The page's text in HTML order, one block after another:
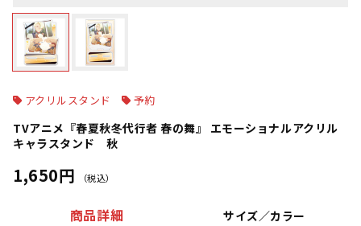
アクリルスタンド 予約
TVアニメ『春夏秋冬代行者 春の舞』 エモーショナルアクリル
キャラスタンド 秋
1,650円 （税込）
商品詳細 サイズ／カラー